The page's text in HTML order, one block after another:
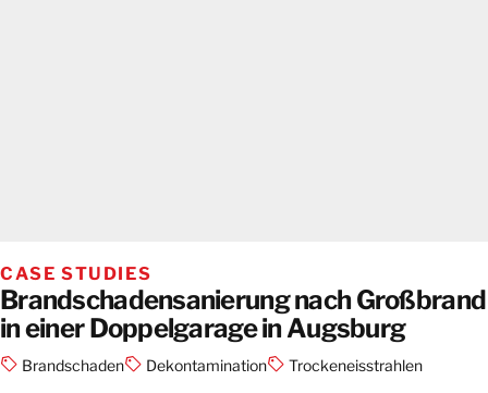
CASE STUDIES
Brandschadensanierung nach Großbrand
in einer Doppelgarage in Augsburg
Brandschaden Dekontamination Trockeneisstrahlen